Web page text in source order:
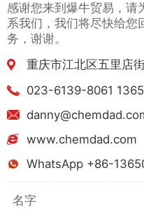
感谢您来到爆牛贸易，请
系我们，我们将尽快给您
务，谢谢。
重庆市江北区五里店
023-6139-8061
www.chemdad.com
WhatsApp +86-
名字